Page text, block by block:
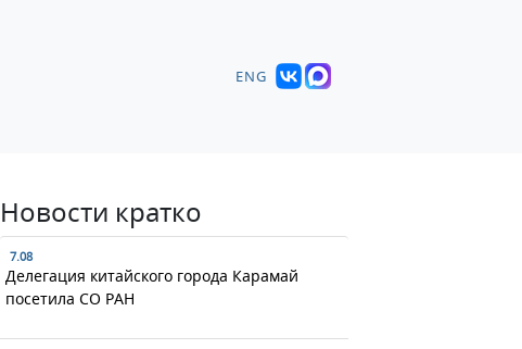
ENG
Новости кратко
7.08
Делегация китайского города Карамай
посетила СО РАН